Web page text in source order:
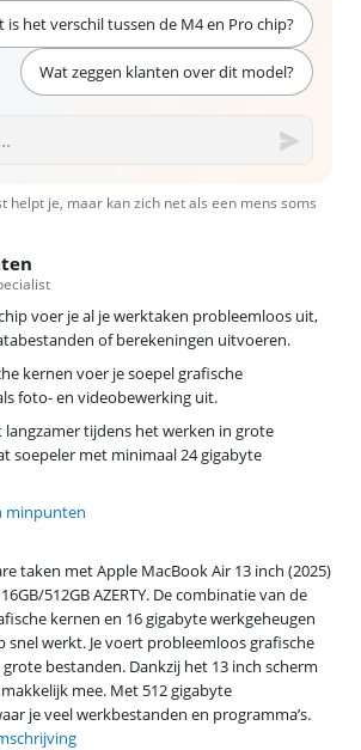
is het verschil tussen de M4 en Pro chip?
Wat zeggen klanten over dit model?
helpt je, maar kan zich net als een mens soms
voer je al je werktaken probleemloos uit,
of berekeningen uitvoeren.
kernen voer je soepel grafische
foto- en videobewerking uit.
langzamer tijdens het werken in grote
soepeler met minimaal 24 gigabyte
minpunten
taken met Apple MacBook Air 13 inch (2025)
512GB AZERTY. De combinatie van de
kernen en 16 gigabyte werkgeheugen
snel werkt. Je voert probleemloos grafische
bestanden. Dankzij het 13 inch scherm
mee. Met 512 gigabyte
je veel werkbestanden en programma’s.